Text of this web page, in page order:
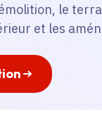
le
et les